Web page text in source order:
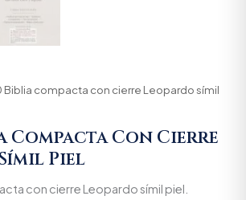
Biblia compacta con cierre Leopardo símil
Compacta Con Cierre
Piel
con cierre Leopardo símil piel.